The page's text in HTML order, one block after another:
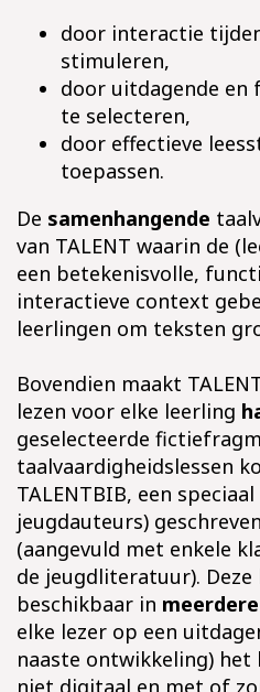
door interactie
stimuleren,
door uitdagende en
te selecteren,
door effectieve
toepassen.
De samenhangende
van TALENT waarin de
een betekenisvolle,
interactieve context
leerlingen om teksten
Bovendien maakt
lezen voor elke leerling
geselecteerde
taalvaardigheidslessen
TALENTBIB, een
jeugdauteurs)
(aangevuld met enkele
de jeugdliteratuur). Deze
beschikbaar in
elke lezer op een
naaste ontwikkeling) het
niet digitaal en met of